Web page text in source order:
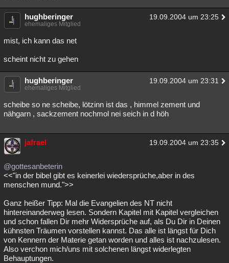
hughberinger 19.09.2004 um 23:25
ehemaliges Mitglied
mist, ich kann das net
scheint nicht zu gehen
hughberinger 19.09.2004 um 23:31
ehemaliges Mitglied
scheibe so ne scheibe, lötzinn ist das , himmel zement und
nähgarn , sackzement nochmol nei seich in d höh
jafrael 19.09.2004 um 23:35
@gottesanbeterin
<<"in der bibel gibt es keinerlei wiedersprüche,aber in des
menschen mund.">>
Ganz heißer Tipp: Mal die Evangelien des NT nicht
hintereinanderweg lesen. Sondern Kapitel mit Kapitel vergleichen
und schon fallen Dir mehr Widersprüche auf, als Du Dir in Deinen
kühnsten Träumen vorstellen kannst. Das alle ist längst für Dich
von Kennern der Materie getan worden und alles ist nachzulesen.
Also verchon mich/uns mit solchenen längst widerlegten
Behauptungen.